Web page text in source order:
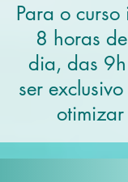
Para o
8 horas
dia, das
ser